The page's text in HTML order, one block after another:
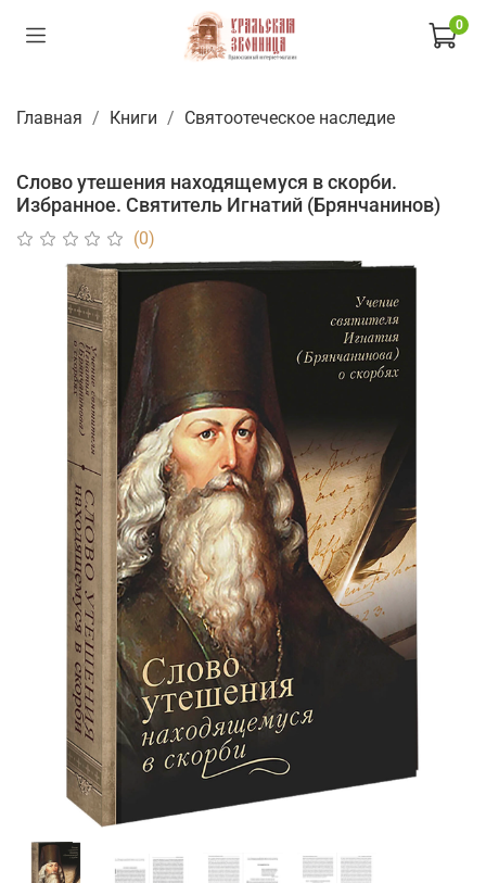
0
Главная Книги Святоотеческое наследие
Слово утешения находящемуся в скорби.
Избранное. Святитель Игнатий (Брянчанинов)
(0)